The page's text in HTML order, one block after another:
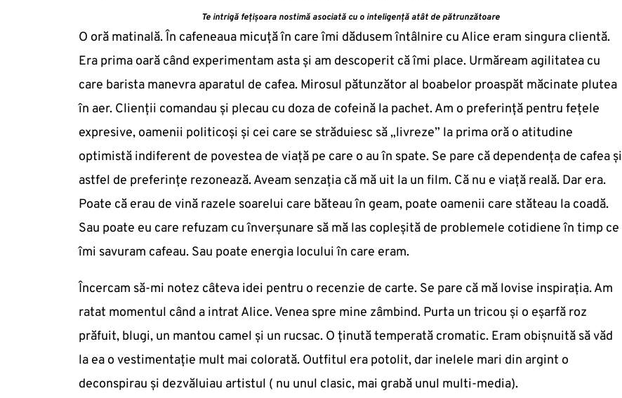
Te intrigă fețișoara nostimă asociată cu o inteligență atât de pătrunzătoare
O oră matinală. În cafeneaua micuță în care îmi dădusem întâlnire cu Alice eram singura clientă.
Era prima oară când experimentam asta și am descoperit că îmi place. Urmăream agilitatea cu
care barista manevra aparatul de cafea. Mirosul pătunzător al boabelor proaspăt măcinate plutea
în aer. Clienții comandau și plecau cu doza de cofeină la pachet. Am o preferință pentru fețele
expresive, oamenii politicoși și cei care se străduiesc să „livreze” la prima oră o atitudine
optimistă indiferent de povestea de viață pe care o au în spate. Se pare că dependența de cafea și
astfel de preferințe rezonează. Aveam senzația că mă uit la un film. Că nu e viață reală. Dar era.
Poate că erau de vină razele soarelui care băteau în geam, poate oamenii care stăteau la coadă.
Sau poate eu care refuzam cu înverșunare să mă las copleșită de problemele cotidiene în timp ce
îmi savuram cafeau. Sau poate energia locului în care eram.
Încercam să-mi notez câteva idei pentru o recenzie de carte. Se pare că mă lovise inspirația. Am
ratat momentul când a intrat Alice. Venea spre mine zâmbind. Purta un tricou și o eșarfă roz
prăfuit, blugi, un mantou camel și un rucsac. O ținută temperată cromatic. Eram obișnuită să văd
la ea o vestimentație mult mai colorată. Outfitul era potolit, dar inelele mari din argint o
deconspirau și dezvăluiau artistul ( nu unul clasic, mai grabă unul multi-media).